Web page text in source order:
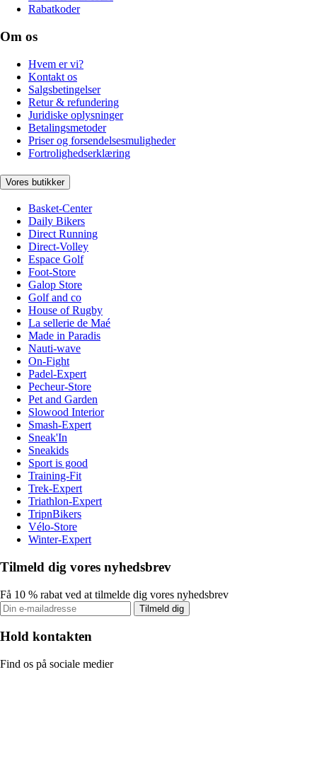
Rabatkoder
Om os
Hvem er vi?
Kontakt os
Salgsbetingelser
Retur & refundering
Juridiske oplysninger
Betalingsmetoder
Priser og forsendelsesmuligheder
Fortrolighedserklæring
Vores butikker
Basket-Center
Daily Bikers
Direct Running
Direct-Volley
Espace Golf
Foot-Store
Galop Store
Golf and co
House of Rugby
La sellerie de Maé
Made in Paradis
Nauti-wave
On-Fight
Padel-Expert
Pecheur-Store
Pet and Garden
Slowood Interior
Smash-Expert
Sneak'In
Sneakids
Sport is good
Training-Fit
Trek-Expert
Triathlon-Expert
TripnBikers
Vélo-Store
Winter-Expert
Tilmeld dig vores nyhedsbrev
Få 10 % rabat ved at tilmelde dig vores nyhedsbrev
Tilmeld dig
Hold kontakten
Find os på sociale medier